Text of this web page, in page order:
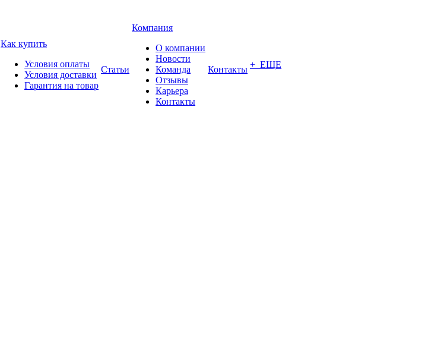
Как купить
Условия оплаты
Условия доставки
Гарантия на товар
Статьи
Компания
О компании
Новости
Команда
Отзывы
Карьера
Контакты
Контакты + ЕЩЕ